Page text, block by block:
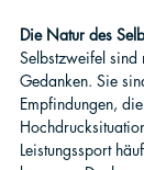
Die Natur des
Selbstzweifel sind
Gedanken. Sie
Empfindungen,
Leistungssport